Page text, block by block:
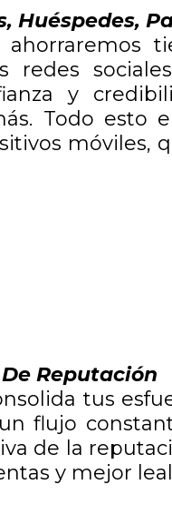
Huéspedes,
redes
y
Todo esto
móviles,
Reputación
tus
flujo
de la
y mejor